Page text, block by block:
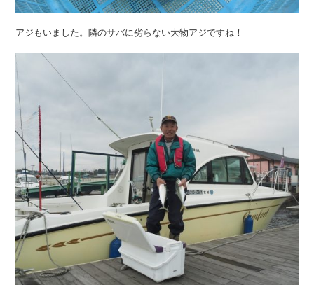
アジもいました。隣のサバに劣らない大物アジですね！